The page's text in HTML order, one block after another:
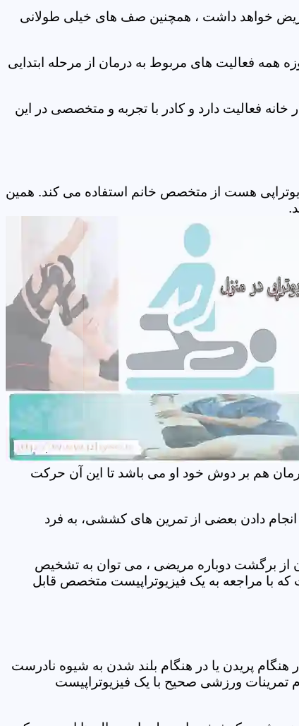
خواهد داشت ، همچنین صف های خیلی طولانی
همه فعالیت های مربوط به درمان از مرحله ابتدایی
فعالیت دارد و کادر با تجربه و متخصصی در این
هست از متخصص خانم استفاده می کند. همین
هم بر دوش خود او می باشد تا این آن حرکت
دادن بعضی از تمرین های کششی، به فرد
از برگشت دوباره مریضی ، می توان به تشخیص
با مراجعه به یک فیزیوتراپیست متخصص قابل
پریدن یا در هنگام بلند شدن به شیوه نادرست
تمرینات ورزشی صحیح با یک فیزیوتراپیست